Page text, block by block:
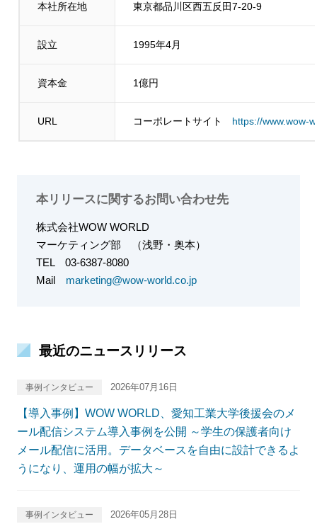
本社所在地 東京都品川区西五反田7-20-9
設立 1995年4月
資本金 1億円
URL コーポレートサイト https://www.wow-
本リリースに関するお問い合わせ先
株式会社WOW WORLD
マーケティング部
（浅野・奥本）
TEL 03-6387-8080
Mail marketing@wow-world.co.jp
最近のニュースリリース
事例インタビュー 2026年07月16日
【導入事例】WOW WORLD、愛知工業大学後援会のメ
ール配信システム導入事例を公開 ～学生の保護者向け
メール配信に活用。データベースを自由に設計できるよ
うになり、運用の幅が拡大～
事例インタビュー 2026年05月28日